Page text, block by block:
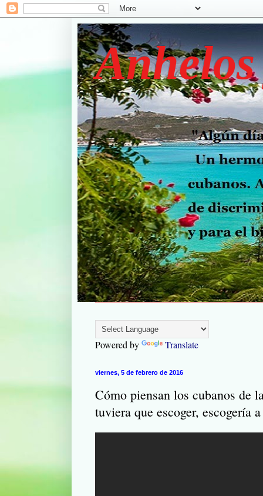
Anhelos
Powered by Translate
viernes, 5 de febrero de 2016
Cómo piensan los cubanos de
tuviera que escoger, escogería